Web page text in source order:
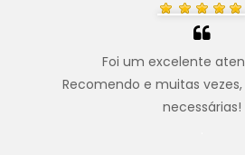
Foi um excelente
Recomendo e muitas
necessárias!